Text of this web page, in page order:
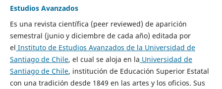
Estudios Avanzados
Es una revista científica (peer reviewed) de aparición
semestral (junio y diciembre de cada año) editada por
el Instituto de Estudios Avanzados de la Universidad de
Santiago de Chile, el cual se aloja en la Universidad de
Santiago de Chile, institución de Educación Superior Estatal
con una tradición desde 1849 en las artes y los oficios. Sus